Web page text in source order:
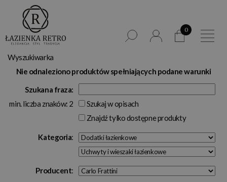
0
Wyszukiwarka
Nie odnaleziono produktów spełniających podane warunki
Szukana fraza:
min. liczba znaków: 2
Szukaj w opisach
Znajdź tylko dostępne produkty
Kategoria:
Producent: